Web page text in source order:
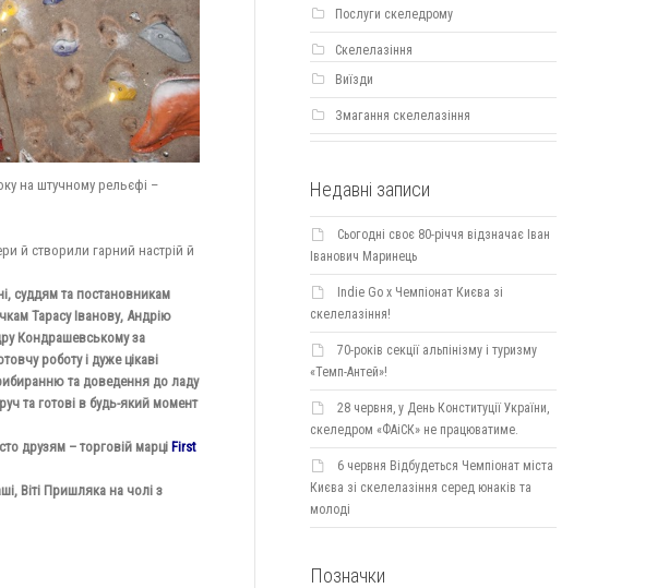
на штучному рельєфі –
й створили гарний настрій й
суддям та постановникам
Тарасу Іванову, Андрію
Кондрашевському за
роботу і дуже цікаві
та доведення до ладу
та готові в будь-який момент
друзям – торговій марці First
Віті Пришляка на чолі з
Послуги скеледрому
Скелелазіння
Виїзди
Змагання скелелазіння
Недавні записи
Сьогодні своє 80-річчя відзначає Іван
Іванович Маринець
Indie Go х Чемпіонат Києва зі
скелелазіння!
70-років секції альпінізму і туризму
«Темп-Антей»!
28 червня, у День Конституції України,
скеледром «ФАіСК» не працюватиме.
6 червня Відбудеться Чемпіонат міста
Києва зі скелелазіння серед юнаків та
молоді
Позначки